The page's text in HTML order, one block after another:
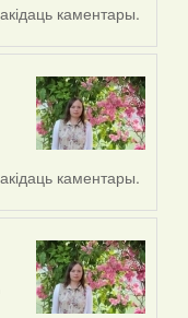
каментары.
каментары.